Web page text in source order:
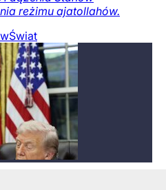
reżimu ajatollahów.
Świat